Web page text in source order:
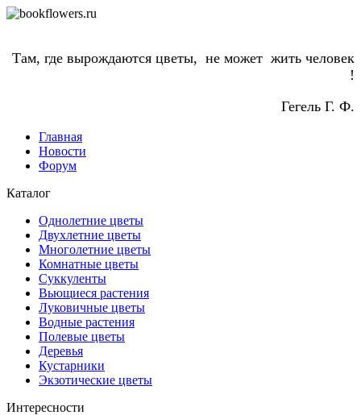
Там, где вырождаются цветы, не может жить человек
!
Гегель Г. Ф.
Главная
Новости
Форум
Каталог
Однолетние цветы
Двухлетние цветы
Многолетние цветы
Комнатные цветы
Суккуленты
Вьющиеся растения
Луковичные цветы
Водные растения
Полевые цветы
Деревья
Кустарники
Экзотические цветы
Интересности